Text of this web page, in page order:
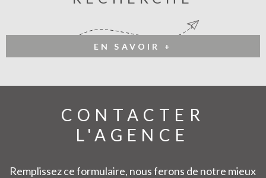
EN SAVOIR +
CONTACTER
L'AGENCE
Remplissez ce formulaire, nous ferons de notre mieux